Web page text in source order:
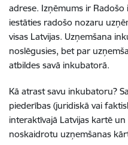
adrese. Izņēmums ir
iestāties radošo nozaru
visas Latvijas. Uzņemšana
noslēgusies, bet par
atbildes savā inkubatorā.
Kā atrast savu inkubatoru?
piederības (juridiskā vai
interaktīvajā Latvijas kartē
noskaidrotu uzņemšanas